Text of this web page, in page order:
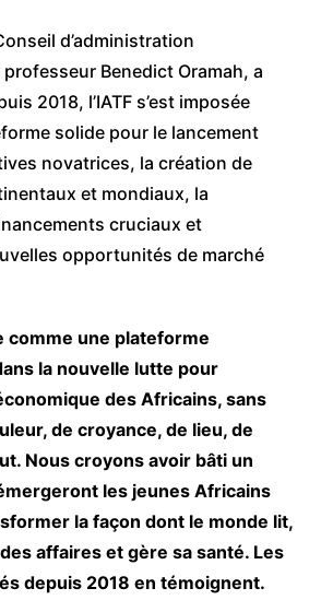
d’administration
professeur Benedict Oramah, a
2018, l’IATF s’est imposée
solide pour le lancement
novatrices, la création de
et mondiaux, la
cruciaux et
opportunités de marché
comme une plateforme
la nouvelle lutte pour
des Africains, sans
de croyance, de lieu, de
Nous croyons avoir bâti un
les jeunes Africains
la façon dont le monde lit,
affaires et gère sa santé. Les
depuis 2018 en témoignent.